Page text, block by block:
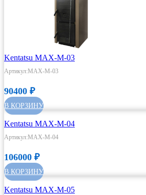
Kentatsu MAX-M-03
Артикул:MAX-M-03
90400 ₽
В КОРЗИНУ
Kentatsu MAX-M-04
Артикул:MAX-M-04
106000 ₽
В КОРЗИНУ
Kentatsu MAX-M-05